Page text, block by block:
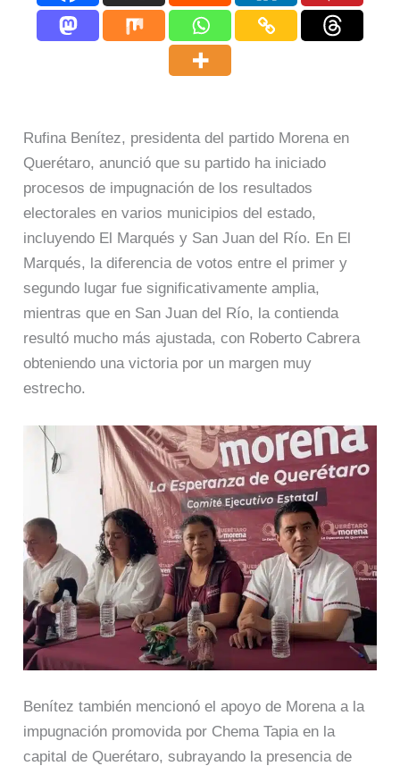
Rufina Benítez, presidenta del partido Morena en
Querétaro, anunció que su partido ha iniciado
procesos de impugnación de los resultados
electorales en varios municipios del estado,
incluyendo El Marqués y San Juan del Río. En El
Marqués, la diferencia de votos entre el primer y
segundo lugar fue significativamente amplia,
mientras que en San Juan del Río, la contienda
resultó mucho más ajustada, con Roberto Cabrera
obteniendo una victoria por un margen muy
estrecho.
Benítez también mencionó el apoyo de Morena a la
impugnación promovida por Chema Tapia en la
capital de Querétaro, subrayando la presencia de